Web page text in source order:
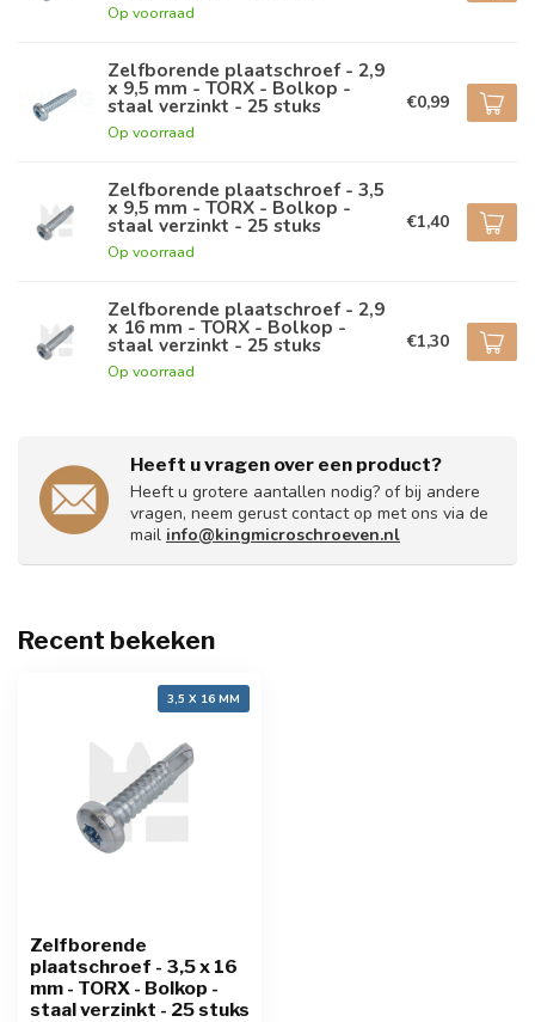
Op voorraad
Zelfborende plaatschroef - 2,9
x 9,5 mm - TORX - Bolkop -
staal verzinkt - 25 stuks
Op voorraad
€0,99
Zelfborende plaatschroef - 3,5
x 9,5 mm - TORX - Bolkop -
staal verzinkt - 25 stuks
Op voorraad
€1,40
Zelfborende plaatschroef - 2,9
x 16 mm - TORX - Bolkop -
staal verzinkt - 25 stuks
Op voorraad
€1,30
Heeft u vragen over een product?
Heeft u grotere aantallen nodig? of bij andere
vragen, neem gerust contact op met ons via de
mail info@kingmicroschroeven.nl
Recent bekeken
3,5 X 16 MM
Zelfborende
plaatschroef - 3,5 x 16
mm - TORX - Bolkop -
staal verzinkt - 25 stuks